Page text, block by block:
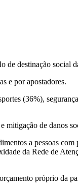
de destinação social
e por apostadores.
(36%),
mitigação de danos
a pessoas
da Rede de
próprio da